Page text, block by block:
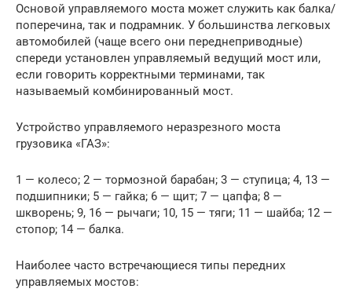
Основой управляемого моста может служить как балка/
поперечина, так и подрамник. У большинства легковых
автомобилей (чаще всего они переднеприводные)
спереди установлен управляемый ведущий мост или,
если говорить корректными терминами, так
называемый комбинированный мост.
Устройство управляемого неразрезного моста
грузовика «ГАЗ»:
1 — колесо; 2 — тормозной барабан; 3 — ступица; 4, 13 —
подшипники; 5 — гайка; 6 — щит; 7 — цапфа; 8 —
шкворень; 9, 16 — рычаги; 10, 15 — тяги; 11 — шайба; 12 —
стопор; 14 — балка.
Наиболее часто встречающиеся типы передних
управляемых мостов: